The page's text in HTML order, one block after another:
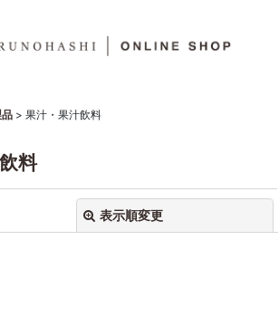
> 果汁・果汁飲料
料
表示順変更